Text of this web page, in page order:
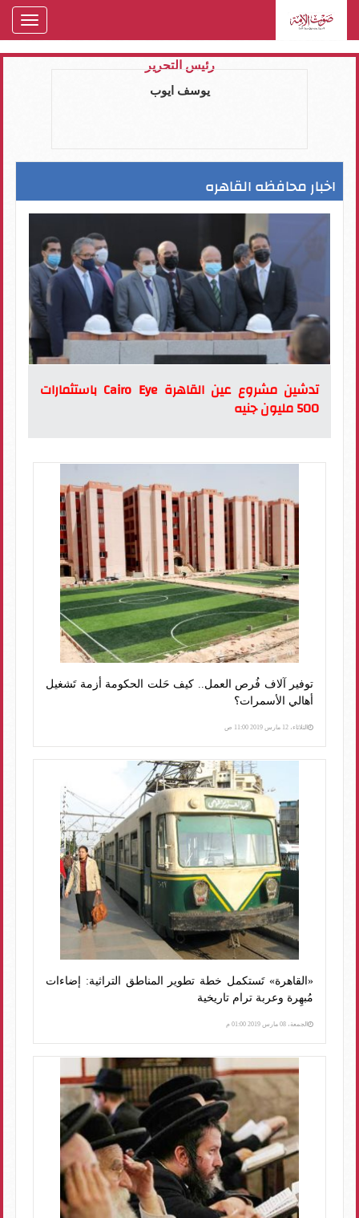
رئيس التحرير
يوسف ايوب
اخبار محافظه القاهره
تدشين مشروع عين القاهرة Cairo Eye باستثمارات
500 مليون جنيه
توفير آلاف فُرص العمل.. كيف حَلت الحكومة أزمة تَشغيل
أهالي الأسمرات؟
الثلاثاء، 12 مارس 2019 11:00 ص
«القاهرة» تَستكمل خطة تطوير المناطق التراثية: إضاءات
مُبهِرة وعربة ترام تاريخية
الجمعة، 08 مارس 2019 01:00 م